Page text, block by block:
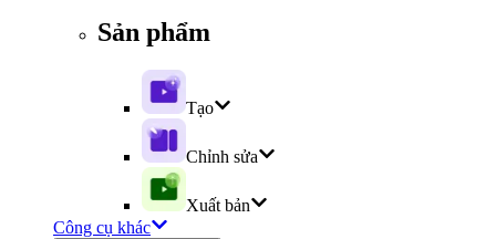
Sản phẩm
Tạo
Chỉnh sửa
Xuất bản
Công cụ khác